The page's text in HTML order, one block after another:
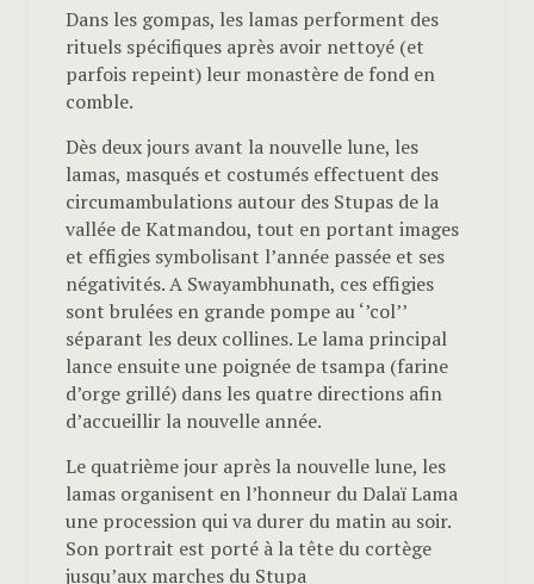
Dans les gompas, les lamas performent des
rituels spécifiques après avoir nettoyé (et
parfois repeint) leur monastère de fond en
comble.
Dès deux jours avant la nouvelle lune, les
lamas, masqués et costumés effectuent des
circumambulations autour des Stupas de la
vallée de Katmandou, tout en portant images
et effigies symbolisant l’année passée et ses
négativités. A Swayambhunath, ces effigies
sont brulées en grande pompe au ‘’col’’
séparant les deux collines. Le lama principal
lance ensuite une poignée de tsampa (farine
d’orge grillé) dans les quatre directions afin
d’accueillir la nouvelle année.
Le quatrième jour après la nouvelle lune, les
lamas organisent en l’honneur du Dalaï Lama
une procession qui va durer du matin au soir.
Son portrait est porté à la tête du cortège
jusqu’aux marches du Stupa